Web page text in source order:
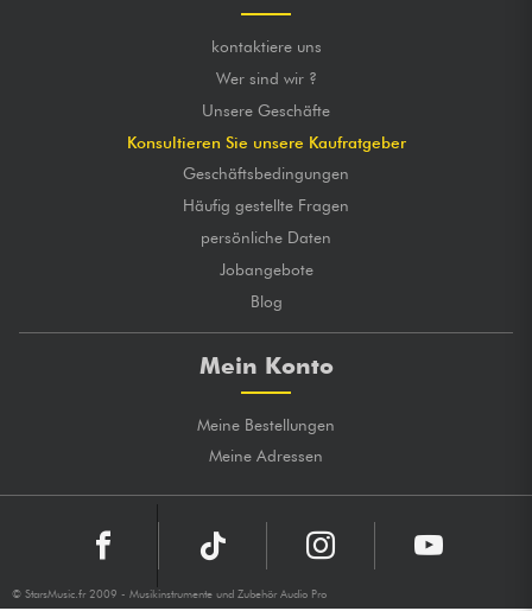
kontaktiere uns
Wer sind wir ?
Unsere Geschäfte
Konsultieren Sie unsere Kaufratgeber
Geschäftsbedingungen
Häufig gestellte Fragen
persönliche Daten
Jobangebote
Blog
Mein Konto
Meine Bestellungen
Meine Adressen
© StarsMusic.fr 2009 - Musikinstrumente und Zubehör Audio Pro